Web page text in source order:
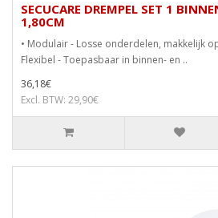
SECUCARE DREMPEL SET 1
1,80CM
• Modulair - Losse onderdelen, makkelijk
Flexibel - Toepasbaar in binnen- en ..
36,18€
Excl. BTW: 29,90€